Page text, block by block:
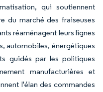
qui soutiennent
du marché des fraiseuses
réaménagent leurs lignes
automobiles, énergétiques
guidés par les politiques
manufacturières et
l'élan des commandes